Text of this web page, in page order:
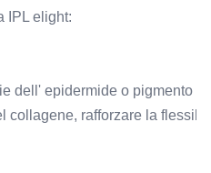
IPL elight:
dell' epidermide o pigmento
collagene, rafforzare la